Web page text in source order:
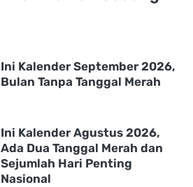
Ini Kalender September 2026,
Bulan Tanpa Tanggal Merah
Ini Kalender Agustus 2026,
Ada Dua Tanggal Merah dan
Sejumlah Hari Penting
Nasional